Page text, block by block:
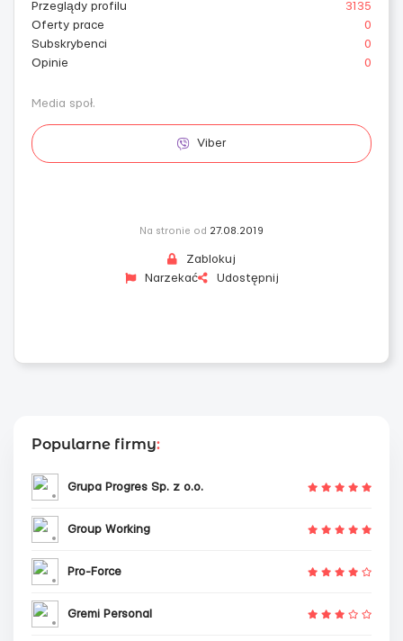
Przeglądy profilu
3135
Oferty prace
0
Subskrybenci
0
Opinie
0
Media społ.
Viber
Na stronie od 27.08.2019
Zablokuj
Narzekać
Udostępnij
Popularne firmy:
Grupa Progres Sp. z o.o.
Group Working
Pro-Force
Gremi Personal